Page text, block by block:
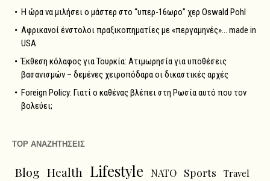
Η ώρα να μιλήσει ο μάστερ στο “υπερ-16ωρο” χερ Oswald Pohl
Αφρικανοί ένστολοι πραξικοπηματίες με «περγαμηνές»… made in
USA
Έκθεση κόλαφος για Τουρκία: Ατιμωρησία για υποθέσεις
βασανισμών – δεμένες χειροπόδαρα οι δικαστικές αρχές
Foreign Policy: Γιατί ο καθένας βλέπει στη Ρωσία αυτό που τον
βολεύει;
TOP ΑΝΑΖΗΤΗΣΕΙΣ
Blog Health Lifestyle NATO Sports Travel